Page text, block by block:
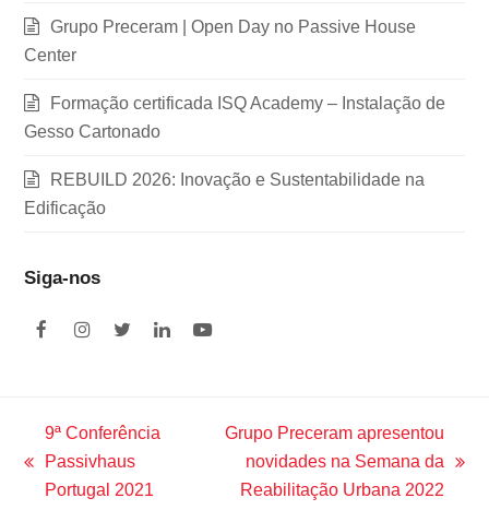
Grupo Preceram | Open Day no Passive House
Center
Formação certificada ISQ Academy – Instalação de
Gesso Cartonado
REBUILD 2026: Inovação e Sustentabilidade na
Edificação
Siga-nos
F
o
o
k
I
g
r
a
m
T
e
L
Y
9ª Conferência
Passivhaus
Portugal 2021
Grupo Preceram apresentou
novidades na Semana da
Reabilitação Urbana 2022